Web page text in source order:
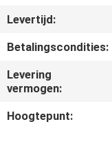
NIEUWS
GEVALLEN
SITEMAP
Levertijd:
Betalingscondities:
Levering
vermogen:
Hoogtepunt: